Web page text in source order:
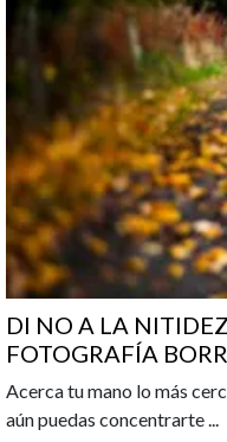
DI NO A LA
FOTOGRAFÍA
Acerca tu mano lo más
aún puedas concentrarte